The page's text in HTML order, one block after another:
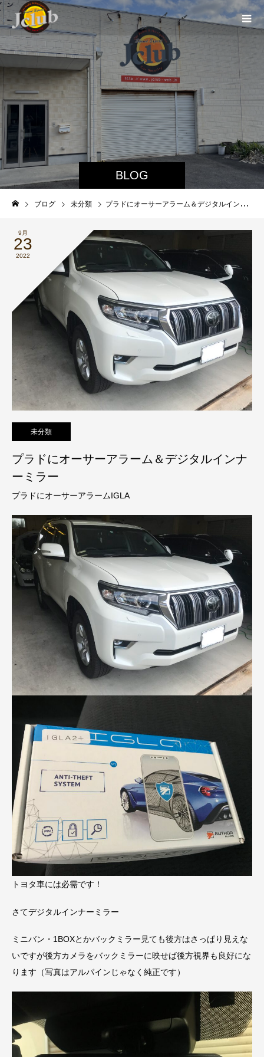
BLOG
ブログ 未分類 プラドにオーサーアラーム＆デジタルインナーミラー
9月
23
2022
未分類
プラドにオーサーアラーム＆デジタルインナ
ーミラー
プラドにオーサーアラームIGLA
トヨタ車には必需です！
さてデジタルインナーミラー
ミニバン・1BOXとかバックミラー見ても後方はさっぱり見えな
いですが後方カメラをバックミラーに映せば後方視界も良好にな
ります（写真はアルパインじゃなく純正です）